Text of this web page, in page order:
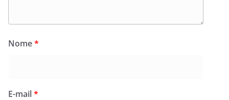
Nome*
E-mail*